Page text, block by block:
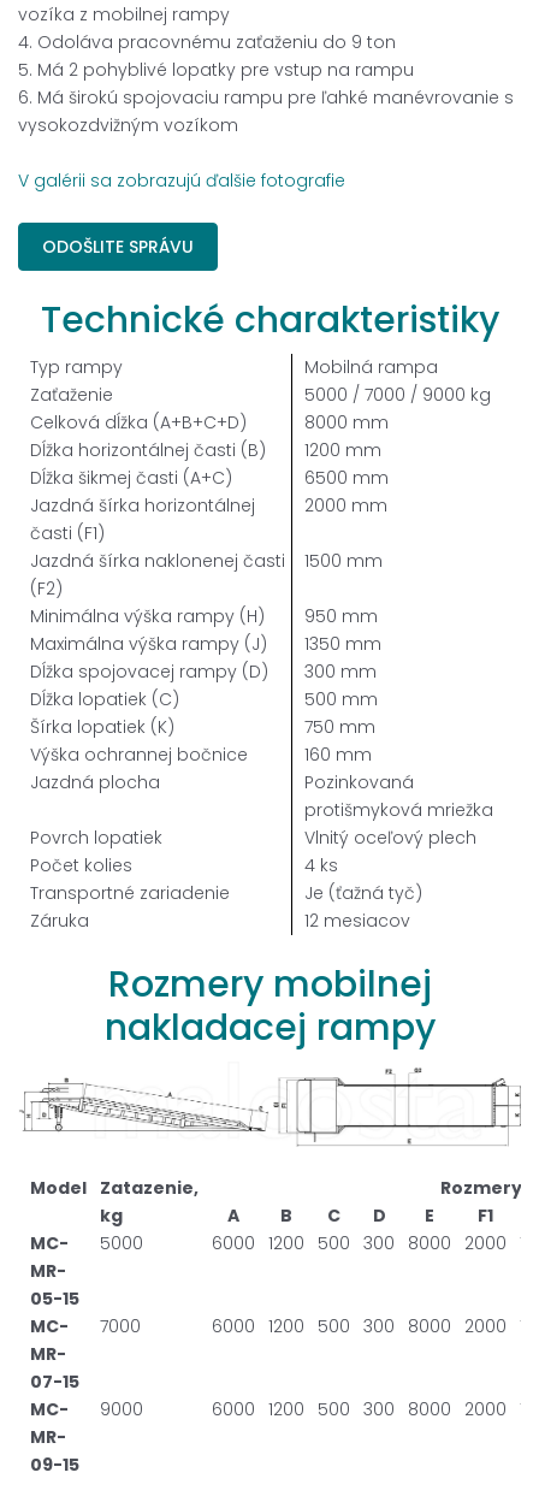
vozíka z mobilnej rampy
4. Odoláva pracovnému zaťaženiu do 9 ton
5. Má 2 pohyblivé lopatky pre vstup na rampu
6. Má širokú spojovaciu rampu pre ľahké manévrovanie s
vysokozdvižným vozíkom
V galérii sa zobrazujú ďalšie fotografie
ODOŠLITE SPRÁVU
Technické charakteristiky
Typ rampy
Mobilná rampa
Zaťaženie
5000 / 7000 / 9000 kg
Celková dĺžka (A+B+C+D)
8000 mm
Dĺžka horizontálnej časti (B)
1200 mm
Dĺžka šikmej časti (A+C)
6500 mm
Jazdná šírka horizontálnej
časti (F1)
2000 mm
Jazdná šírka naklonenej časti
(F2)
1500 mm
Minimálna výška rampy (H)
950 mm
Maximálna výška rampy (J)
1350 mm
Dĺžka spojovacej rampy (D)
300 mm
Dĺžka lopatiek (C)
500 mm
Šírka lopatiek (K)
750 mm
Výška ochrannej bočnice
160 mm
Jazdná plocha
Pozinkovaná
protišmyková mriežka
Povrch lopatiek
Vlnitý oceľový plech
Počet kolies
4 ks
Transportné zariadenie
Je (ťažná tyč)
Záruka
12 mesiacov
Rozmery mobilnej
nakladacej rampy
Model Zatazenie,
kg
Rozmery,
A
B C D E F1
MC-
MR-
05-15
5000 6000 1200 500 300 8000 2000
MC-
MR-
07-15
7000 6000 1200 500 300 8000 2000
MC-
MR-
09-15
9000 6000 1200 500 300 8000 2000